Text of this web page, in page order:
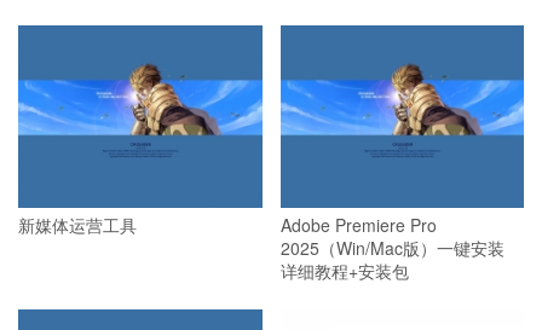
新媒体运营工具
Adobe Premiere Pro
2025（Win/Mac版）一键安装
详细教程+安装包